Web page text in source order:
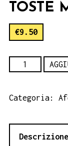
TOSTE
€9.50
Aforismi
le
toste
Marinella
Categoria:
Descrizione